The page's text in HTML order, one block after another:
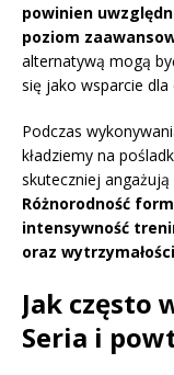
powinien
poziom
alternatywą mogą
się jako wsparcie dla
Podczas
kładziemy na
skuteczniej angażują
Różnorodność
intensywność
oraz
Jak często
Seria i